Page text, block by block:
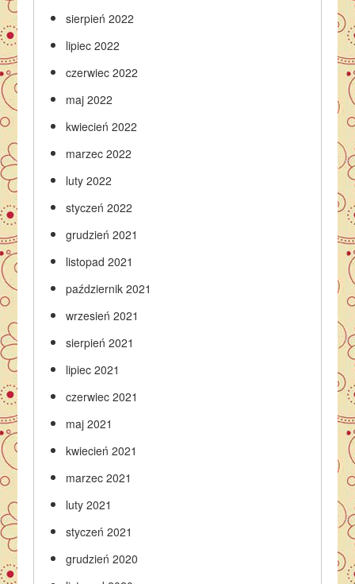
sierpień 2022
lipiec 2022
czerwiec 2022
maj 2022
kwiecień 2022
marzec 2022
luty 2022
styczeń 2022
grudzień 2021
listopad 2021
październik 2021
wrzesień 2021
sierpień 2021
lipiec 2021
czerwiec 2021
maj 2021
kwiecień 2021
marzec 2021
luty 2021
styczeń 2021
grudzień 2020